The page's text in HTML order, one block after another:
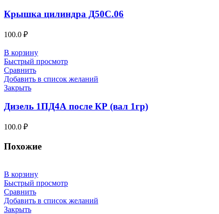
Крышка цилиндра Д50С.06
100.0 ₽
В корзину
Быстрый просмотр
Сравнить
Добавить в список желаний
Закрыть
Дизель 1ПД4А после КР (вал 1гр)
100.0 ₽
Похожие
В корзину
Быстрый просмотр
Сравнить
Добавить в список желаний
Закрыть